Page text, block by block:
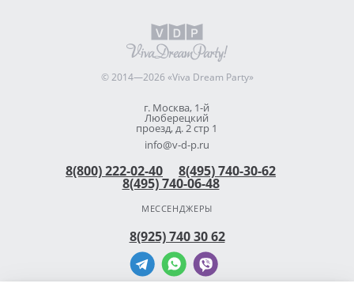
© 2014—2026 «Viva Dream Party»
г. Москва, 1-й
Люберецкий
проезд, д. 2 стр 1
info@v-d-p.ru
8(800) 222-02-40 8(495) 740-30-62
8(495) 740-06-48
МЕССЕНДЖЕРЫ
8(925) 740 30 62